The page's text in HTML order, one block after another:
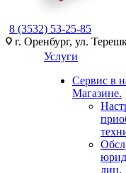
8 (3532) 53-25-85
г. Оренбург, ул.
Услуги
Сервис в
Магазине.
лиц.